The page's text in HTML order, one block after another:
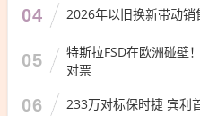
04 2026年以旧换新带动
05
特斯拉FSD在欧洲碰壁
对票
06 233万对标保时捷 宾利